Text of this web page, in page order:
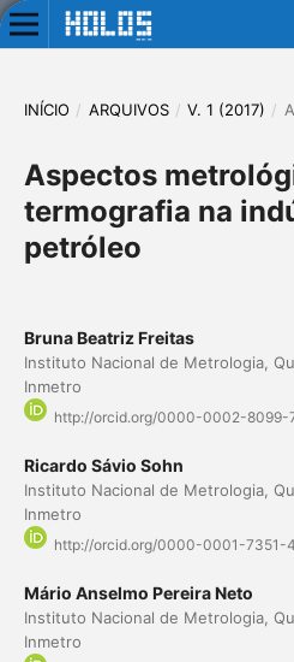
INÍCIO / ARQUIVOS / V. 1 (2017) /
Aspectos
termografia na
petróleo
Bruna Beatriz Freitas
Instituto Nacional de Metrologia,
Inmetro
http://orcid.org/0000-0002-8099-
Ricardo Sávio Sohn
Instituto Nacional de Metrologia,
Inmetro
http://orcid.org/0000-0001-7351-
Mário Anselmo Pereira Neto
Instituto Nacional de Metrologia,
Inmetro